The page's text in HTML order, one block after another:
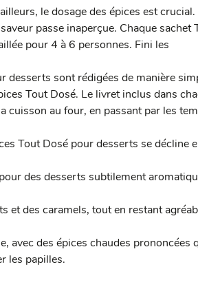
le dosage des épices est
passe inaperçue. Chaque sachet
pour 4 à 6 personnes. Fini les
desserts sont rédigées de manière
Tout Dosé. Le livret inclus dans
cuisson au four, en passant par les
Tout Dosé pour desserts se décline
des desserts subtilement
et des caramels, tout en restant
avec des épices chaudes prononcées
les papilles.